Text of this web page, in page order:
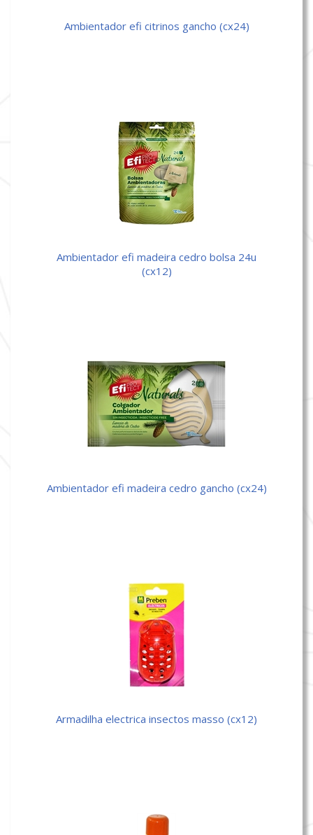
ambientador efi citrinos gancho (cx24)
ambientador efi madeira cedro bolsa 24u
(cx12)
ambientador efi madeira cedro gancho (cx24)
armadilha electrica insectos masso (cx12)